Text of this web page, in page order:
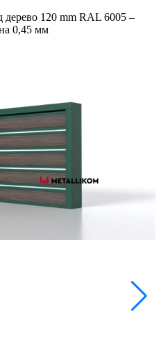
дерево 120 mm RAL 6005 –
0,45 мм